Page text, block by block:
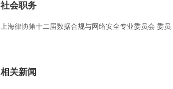
社会职务
上海律协第十二届数据合规与网络安全专业委员会 委员
相关新闻